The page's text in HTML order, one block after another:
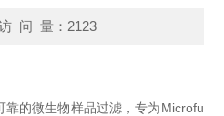
问 量：2123
靠的微生物样品过滤，专为Microfu